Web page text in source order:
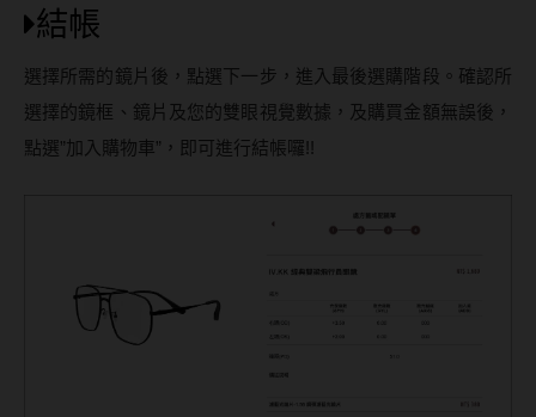
結帳
選擇所需的鏡片後，點選下一步，進入最後選購階段。確認所
選擇的鏡框、鏡片及您的雙眼視覺數據，及購買金額無誤後，
點選”加入購物車”，即可進行結帳囉!!